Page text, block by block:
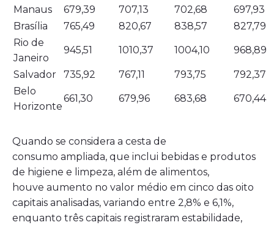
Manaus
679,39 707,13 702,68
697,93
Brasília
765,49 820,67 838,57
827,79
Rio de
Janeiro
945,51 1010,37 1004,10 968,89
Salvador 735,92 767,11 793,75
792,37
Belo
Horizonte
661,30 679,96 683,68 670,44
Quando se considera a cesta de
consumo ampliada, que inclui bebidas e produtos
de higiene e limpeza, além de alimentos,
houve aumento no valor médio em cinco das oito
capitais analisadas, variando entre 2,8% e 6,1%,
enquanto três capitais registraram estabilidade,